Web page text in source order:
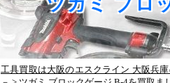
ツガミ ブロ
工具買取は大阪のエスクライン 大阪兵